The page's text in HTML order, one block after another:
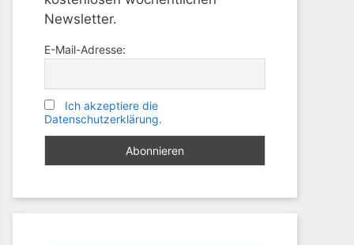
Newsletter.
E-Mail-Adresse:
Ich akzeptiere die
Datenschutzerklärung.